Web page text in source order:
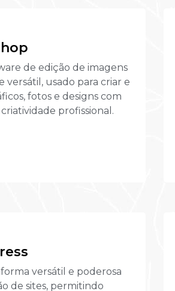
de edição de imagens
versátil, usado para criar e
fotos e designs com
profissional.
versátil e poderosa
de sites, permitindo